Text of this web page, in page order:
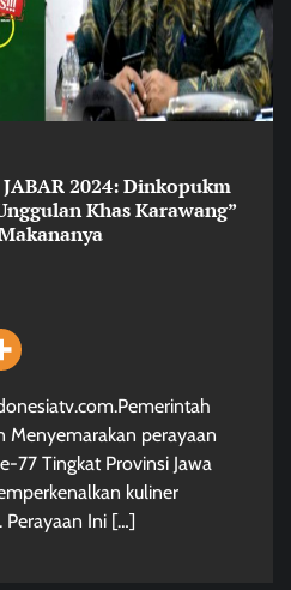
2024: Dinkopukm
Khas Karawang”
Menyemarakan perayaan
77 Tingkat Provinsi Jawa
kuliner
Perayaan Ini […]